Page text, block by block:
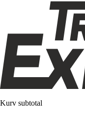
Kurv subtotal